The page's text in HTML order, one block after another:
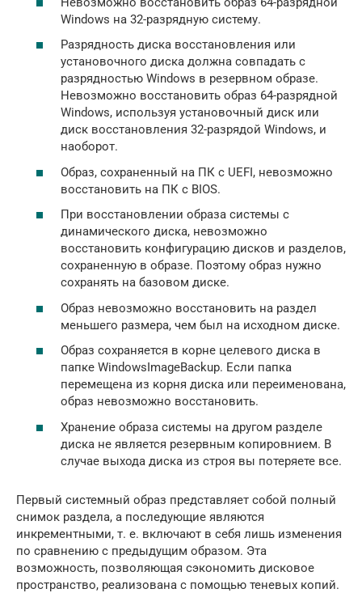
Windows на 32-разрядную систему.
Разрядность диска восстановления или
установочного диска должна совпадать с
разрядностью Windows в резервном образе.
Невозможно восстановить образ 64-разрядной
Windows, используя установочный диск или
диск восстановления 32-разрядой Windows, и
наоборот.
Образ, сохраненный на ПК с UEFI, невозможно
восстановить на ПК с BIOS.
При восстановлении образа системы с
динамического диска, невозможно
восстановить конфигурацию дисков и разделов,
сохраненную в образе. Поэтому образ нужно
сохранять на базовом диске.
Образ невозможно восстановить на раздел
меньшего размера, чем был на исходном диске.
Образ сохраняется в корне целевого диска в
папке WindowsImageBackup. Если папка
перемещенa из корня диска или переименована,
образ невозможно восстановить.
Хранение образа системы на другом разделе
диска не является резервным копировнием. В
случае выхода диска из строя вы потеряете все.
Первый системный образ представляет собой полный
снимок раздела, а последующие являются
инкрементными, т. е. включают в себя лишь изменения
по сравнению с предыдущим образом. Эта
возможность, позволяющая сэкономить дисковое
пространство, реализована с помощью теневых копий.